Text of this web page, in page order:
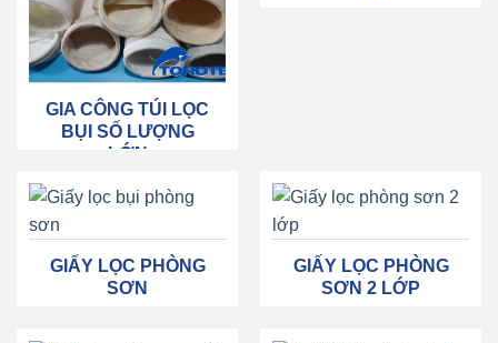
GIA CÔNG TÚI LỌC
BỤI SỐ LƯỢNG
LỚN
GIẤY LỌC PHÒNG
SƠN
GIẤY LỌC PHÒNG
SƠN 2 LỚP